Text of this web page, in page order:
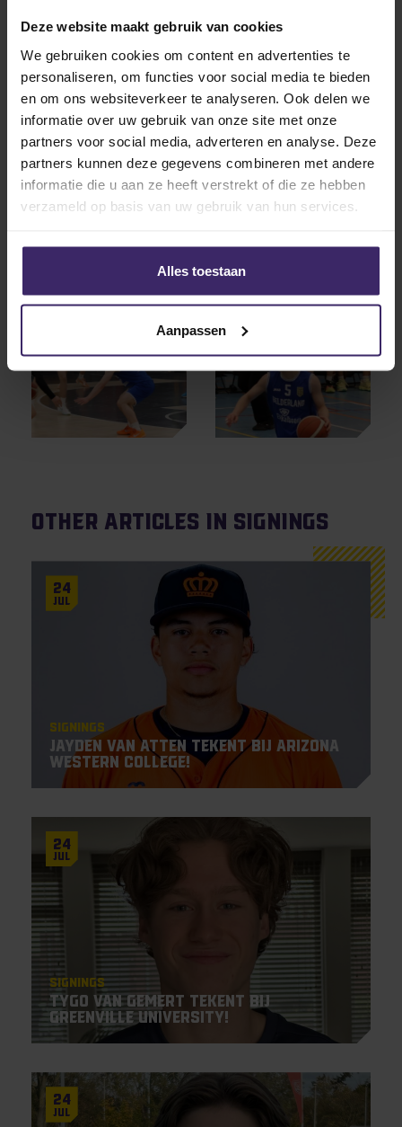
Deze website maakt gebruik van cookies
We gebruiken cookies om content en advertenties te
personaliseren, om functies voor social media te bieden
en om ons websiteverkeer te analyseren. Ook delen we
informatie over uw gebruik van onze site met onze
partners voor social media, adverteren en analyse. Deze
partners kunnen deze gegevens combineren met andere
informatie die u aan ze heeft verstrekt of die ze hebben
verzameld op basis van uw gebruik van hun services.
Alles toestaan
Aanpassen
ontwikkelen. De instelling staat bekend om haar
hechte gemeenschap, persoonlijke begeleiding en
sterke focus op leiderschap en samenwerking. Met
zijn veelzijdigheid, scorend vermogen en
teamgerichte instelling haalt de academy een speler
in huis die altijd het maximale uit zichzelf én zijn team
wil halen. Wij wensen Merijn heel veel plezier en
succes bij Maine Maritime Academy!
Other articles in Signings
24
Jul
Signings
Jayden Van Atten tekent bij Arizona
Western College!
24
Jul
Signings
Tygo van Gemert tekent bij
Greenville University!
24
Jul